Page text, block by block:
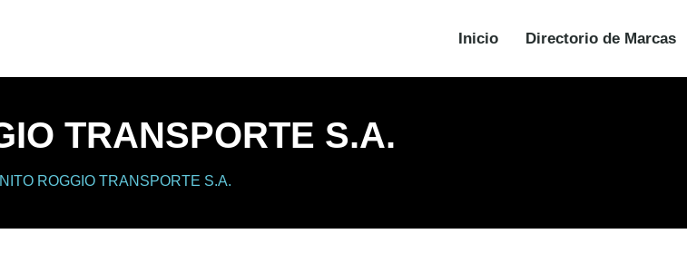
Inicio Directorio de Marcas
TRANSPORTE S.A.
ROGGIO TRANSPORTE S.A.